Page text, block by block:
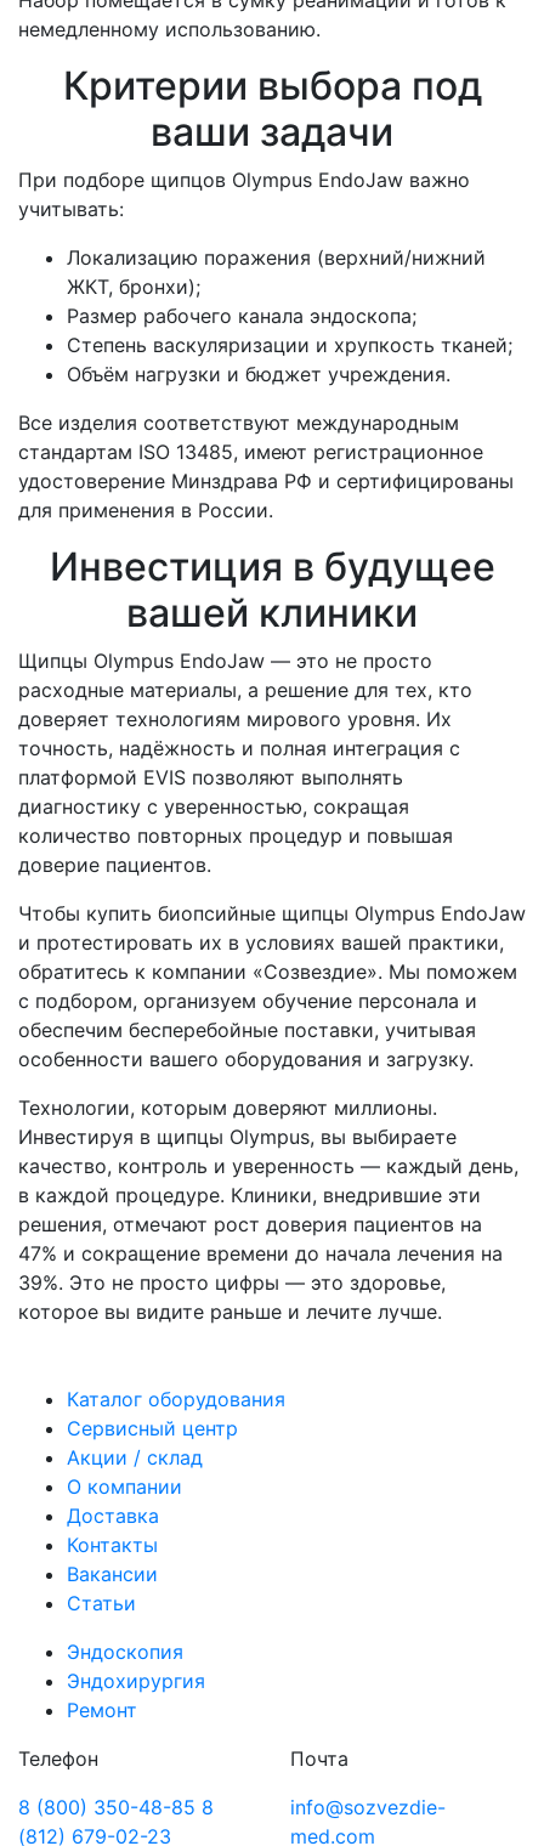
немедленному использованию.
Критерии выбора под
ваши задачи
При подборе щипцов Olympus EndoJaw важно
учитывать:
Локализацию поражения (верхний/нижний
ЖКТ, бронхи);
Размер рабочего канала эндоскопа;
Степень васкуляризации и хрупкость тканей;
Объём нагрузки и бюджет учреждения.
Все изделия соответствуют международным
стандартам ISO 13485, имеют регистрационное
удостоверение Минздрава РФ и сертифицированы
для применения в России.
Инвестиция в будущее
вашей клиники
Щипцы Olympus EndoJaw — это не просто
расходные материалы, а решение для тех, кто
доверяет технологиям мирового уровня. Их
точность, надёжность и полная интеграция с
платформой EVIS позволяют выполнять
диагностику с уверенностью, сокращая
количество повторных процедур и повышая
доверие пациентов.
Чтобы купить биопсийные щипцы Olympus EndoJaw
и протестировать их в условиях вашей практики,
обратитесь к компании «Созвездие». Мы поможем
с подбором, организуем обучение персонала и
обеспечим бесперебойные поставки, учитывая
особенности вашего оборудования и загрузку.
Технологии, которым доверяют миллионы.
Инвестируя в щипцы Olympus, вы выбираете
качество, контроль и уверенность — каждый день,
в каждой процедуре. Клиники, внедрившие эти
решения, отмечают рост доверия пациентов на
47% и сокращение времени до начала лечения на
39%. Это не просто цифры — это здоровье,
которое вы видите раньше и лечите лучше.
Каталог оборудования
Сервисный центр
Акции / склад
О компании
Доставка
Контакты
Вакансии
Статьи
Эндоскопия
Эндохирургия
Ремонт
Телефон
8 (800) 350-48-85 8
(812) 679-02-23
Почта
info@sozvezdie-
med.com